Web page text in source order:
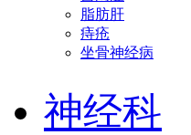
脂肪肝
痔疮
坐骨神经病
神经科